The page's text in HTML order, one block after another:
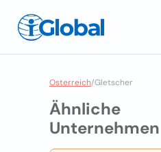
Osterreich/Gletscher
Ähnliche
Unternehmen